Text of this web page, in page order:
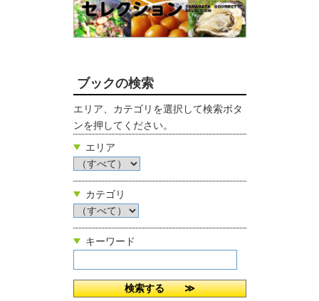
ブックの検索
エリア、カテゴリを選択して検索ボタ
ンを押してください。
エリア
カテゴリ
キーワード